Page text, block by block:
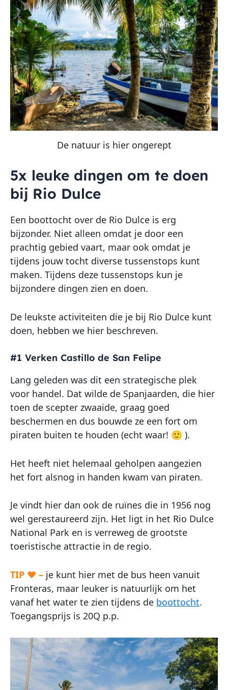
De natuur is hier ongerept
5x leuke dingen om te doen
bij Rio Dulce
Een boottocht over de Rio Dulce is erg
bijzonder. Niet alleen omdat je door een
prachtig gebied vaart, maar ook omdat je
tijdens jouw tocht diverse tussenstops kunt
maken. Tijdens deze tussenstops kun je
bijzondere dingen zien en doen.
De leukste activiteiten die je bij Rio Dulce kunt
doen, hebben we hier beschreven.
#1 Verken Castillo de San Felipe
Lang geleden was dit een strategische plek
voor handel. Dat wilde de Spanjaarden, die hier
toen de scepter zwaaide, graag goed
beschermen en dus bouwde ze een fort om
piraten buiten te houden (echt waar! 🙂 ).
Het heeft niet helemaal geholpen aangezien
het fort alsnog in handen kwam van piraten.
Je vindt hier dan ook de ruïnes die in 1956 nog
wel gerestaureerd zijn. Het ligt in het Rio Dulce
National Park en is verreweg de grootste
toeristische attractie in de regio.
TIP ♥ – je kunt hier met de bus heen vanuit
Fronteras, maar leuker is natuurlijk om het
vanaf het water te zien tijdens de boottocht.
Toegangsprijs is 20Q p.p.